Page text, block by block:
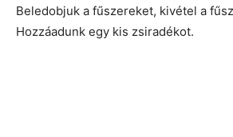
Beledobjuk a fűszereket, kivétel a
Hozzáadunk egy kis zsiradékot.